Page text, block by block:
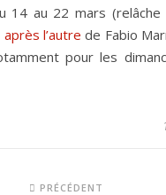
14 au 22 mars
l’autre de Fabio
pour les
PRÉCÉDENT